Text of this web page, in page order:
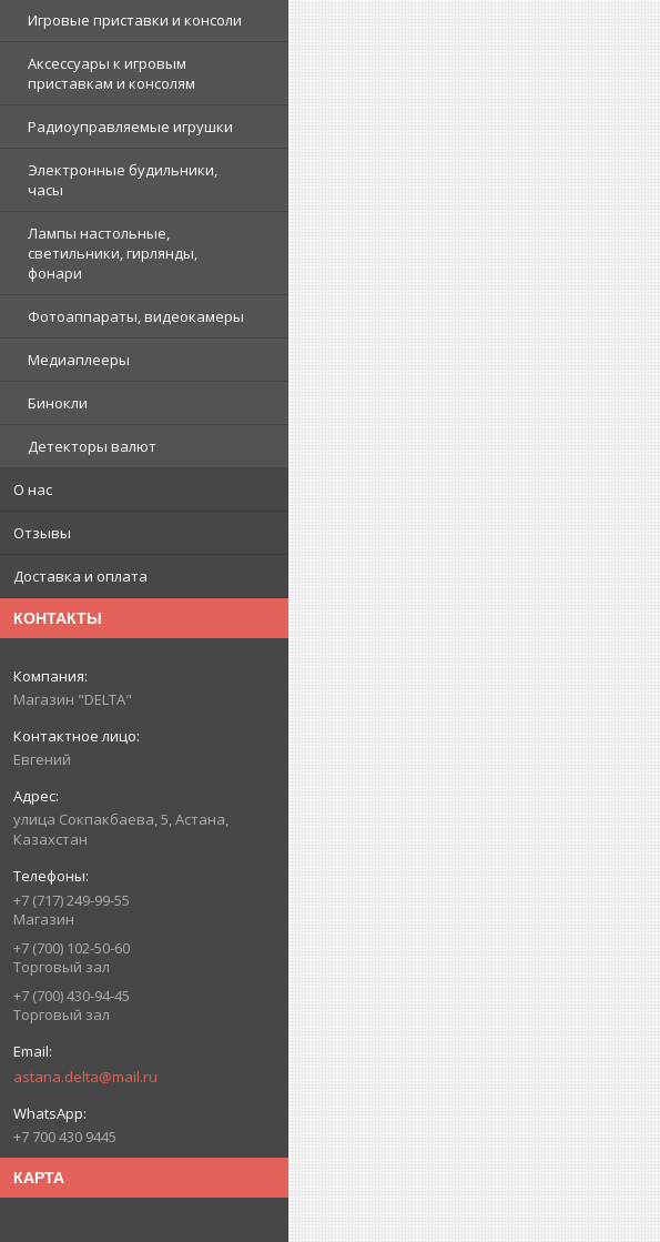
Игровые приставки и консоли
Аксессуары к игровым
приставкам и консолям
Радиоуправляемые игрушки
Электронные будильники,
часы
Лампы настольные,
светильники, гирлянды,
фонари
Фотоаппараты, видеокамеры
Медиаплееры
Бинокли
Детекторы валют
О нас
Отзывы
Доставка и оплата
КОНТАКТЫ
Магазин "DELTA"
Евгений
улица Сокпакбаева, 5, Астана,
Казахстан
+7 (717) 249-99-55
Магазин
+7 (700) 102-50-60
Торговый зал
+7 (700) 430-94-45
Торговый зал
astana.delta@mail.ru
+7 700 430 9445
КАРТА